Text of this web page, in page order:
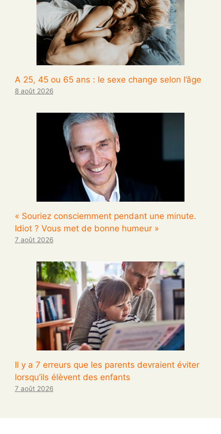
A 25, 45 ou 65 ans : le sexe change selon l’âge
8 août 2026
« Souriez consciemment pendant une minute.
Idiot ? Vous met de bonne humeur »
7 août 2026
Il y a 7 erreurs que les parents devraient éviter
lorsqu’ils élèvent des enfants
7 août 2026